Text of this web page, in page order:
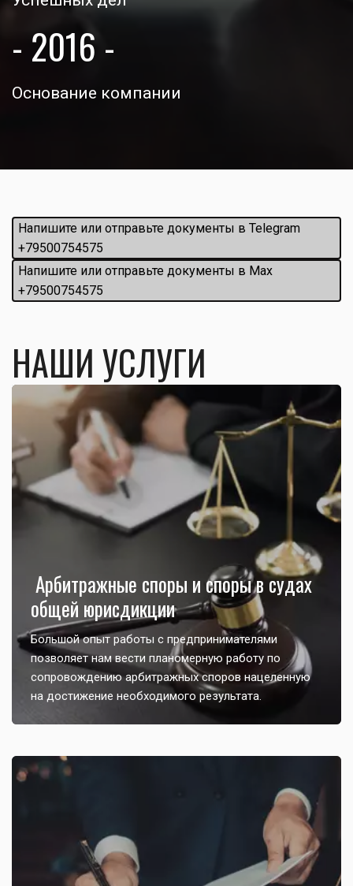
- 2016 -
Основание компании
Напишите или отправьте документы в Telegram
+79500754575
Напишите или отправьте документы в Max
+79500754575
НАШИ УСЛУГИ
Арбитражные споры и споры в судах
общей юрисдикции
Большой опыт работы с предпринимателями
позволяет нам вести планомерную работу по
сопровождению арбитражных споров нацеленную
на достижение необходимого результата.